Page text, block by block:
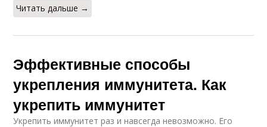
Читать дальше →
Эффективные способы
укрепления иммунитета. Как
укрепить иммунитет
Укрепить иммунитет раз и навсегда невозможно. Его